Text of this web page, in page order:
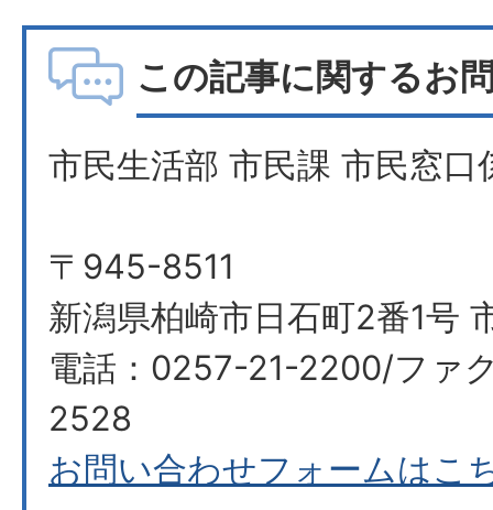
この記事に関するお
市民生活部 市民課 市民窓口
〒945-8511
新潟県柏崎市日石町2番1号
電話：0257-21-2200/ファ
2528
お問い合わせフォームはこ